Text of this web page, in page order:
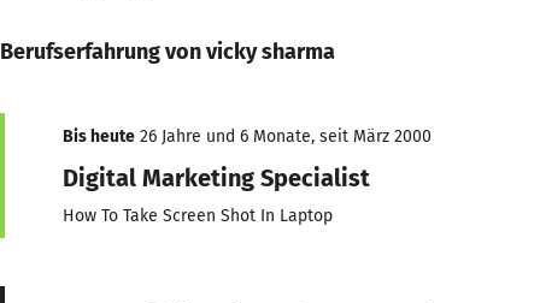
Berufserfahrung von vicky sharma
Bis heute 26 Jahre und 6 Monate, seit März 2000
Digital Marketing Specialist
How To Take Screen Shot In Laptop